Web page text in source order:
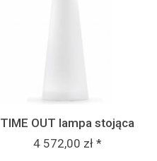
TIME OUT lampa stojąca
4 572,00 zł *